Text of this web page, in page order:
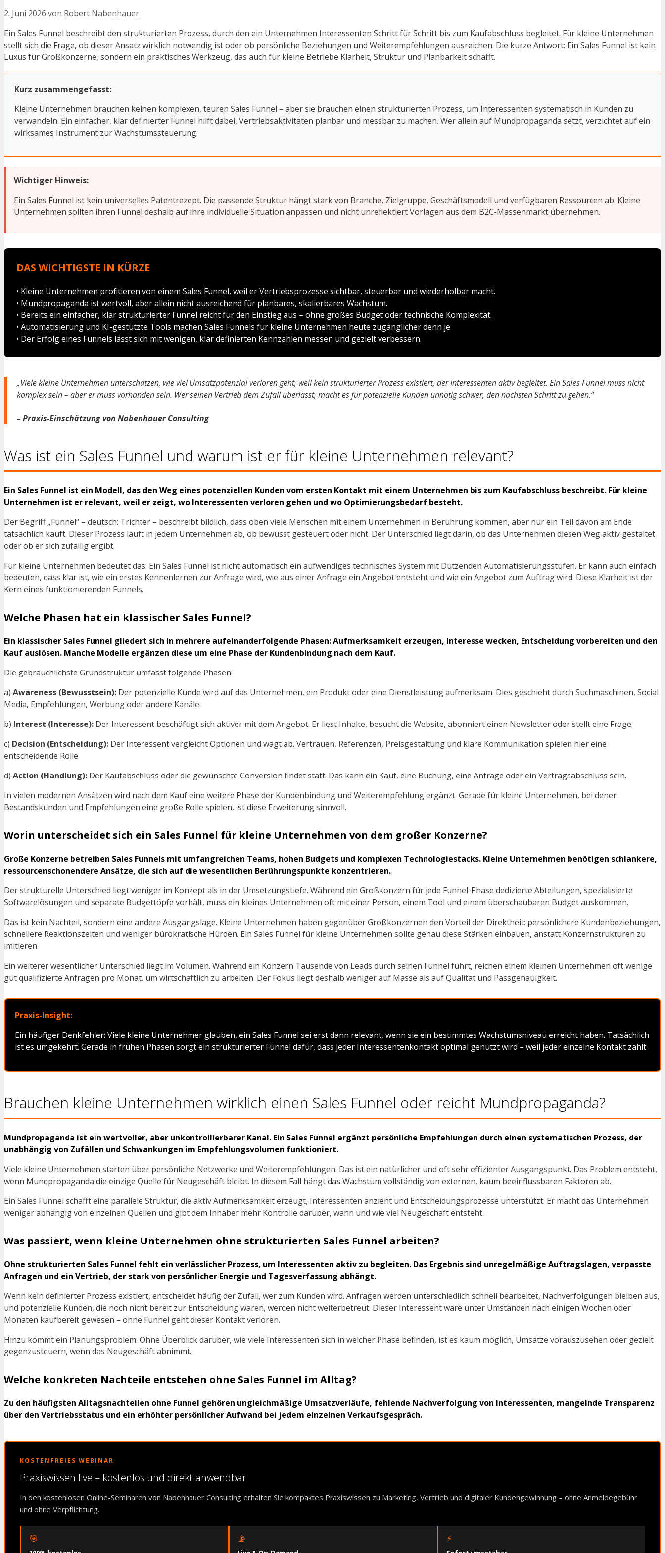
2. Juni 2026 von Robert Nabenhauer
Ein Sales Funnel beschreibt den strukturierten Prozess, durch den ein Unternehmen Interessenten Schritt für Schritt bis zum Kaufabschluss begleitet. Für kleine Unternehmen
stellt sich die Frage, ob dieser Ansatz wirklich notwendig ist oder ob persönliche Beziehungen und Weiterempfehlungen ausreichen. Die kurze Antwort: Ein Sales Funnel ist kein
Luxus für Großkonzerne, sondern ein praktisches Werkzeug, das auch für kleine Betriebe Klarheit, Struktur und Planbarkeit schafft.
Kurz zusammengefasst:
Kleine Unternehmen brauchen keinen komplexen, teuren Sales Funnel – aber sie brauchen einen strukturierten Prozess, um Interessenten systematisch in Kunden zu
verwandeln. Ein einfacher, klar definierter Funnel hilft dabei, Vertriebsaktivitäten planbar und messbar zu machen. Wer allein auf Mundpropaganda setzt, verzichtet auf ein
wirksames Instrument zur Wachstumssteuerung.
Wichtiger Hinweis:
Ein Sales Funnel ist kein universelles Patentrezept. Die passende Struktur hängt stark von Branche, Zielgruppe, Geschäftsmodell und verfügbaren Ressourcen ab. Kleine
Unternehmen sollten ihren Funnel deshalb auf ihre individuelle Situation anpassen und nicht unreflektiert Vorlagen aus dem B2C-Massenmarkt übernehmen.
DAS WICHTIGSTE IN KÜRZE
• Kleine Unternehmen profitieren von einem Sales Funnel, weil er Vertriebsprozesse sichtbar, steuerbar und wiederholbar macht.
• Mundpropaganda ist wertvoll, aber allein nicht ausreichend für planbares, skalierbares Wachstum.
• Bereits ein einfacher, klar strukturierter Funnel reicht für den Einstieg aus – ohne großes Budget oder technische Komplexität.
• Automatisierung und KI-gestützte Tools machen Sales Funnels für kleine Unternehmen heute zugänglicher denn je.
• Der Erfolg eines Funnels lässt sich mit wenigen, klar definierten Kennzahlen messen und gezielt verbessern.
„Viele kleine Unternehmen unterschätzen, wie viel Umsatzpotenzial verloren geht, weil kein strukturierter Prozess existiert, der Interessenten aktiv begleitet. Ein Sales Funnel muss nicht
komplex sein – aber er muss vorhanden sein. Wer seinen Vertrieb dem Zufall überlässt, macht es für potenzielle Kunden unnötig schwer, den nächsten Schritt zu gehen.“
– Praxis-Einschätzung von Nabenhauer Consulting
Was ist ein Sales Funnel und warum ist er für kleine Unternehmen relevant?
Ein Sales Funnel ist ein Modell, das den Weg eines potenziellen Kunden vom ersten Kontakt mit einem Unternehmen bis zum Kaufabschluss beschreibt. Für kleine
Unternehmen ist er relevant, weil er zeigt, wo Interessenten verloren gehen und wo Optimierungsbedarf besteht.
Der Begriff „Funnel“ – deutsch: Trichter – beschreibt bildlich, dass oben viele Menschen mit einem Unternehmen in Berührung kommen, aber nur ein Teil davon am Ende
tatsächlich kauft. Dieser Prozess läuft in jedem Unternehmen ab, ob bewusst gesteuert oder nicht. Der Unterschied liegt darin, ob das Unternehmen diesen Weg aktiv gestaltet
oder ob er sich zufällig ergibt.
Für kleine Unternehmen bedeutet das: Ein Sales Funnel ist nicht automatisch ein aufwendiges technisches System mit Dutzenden Automatisierungsstufen. Er kann auch einfach
bedeuten, dass klar ist, wie ein erstes Kennenlernen zur Anfrage wird, wie aus einer Anfrage ein Angebot entsteht und wie ein Angebot zum Auftrag wird. Diese Klarheit ist der
Kern eines funktionierenden Funnels.
Welche Phasen hat ein klassischer Sales Funnel?
Ein klassischer Sales Funnel gliedert sich in mehrere aufeinanderfolgende Phasen: Aufmerksamkeit erzeugen, Interesse wecken, Entscheidung vorbereiten und den
Kauf auslösen. Manche Modelle ergänzen diese um eine Phase der Kundenbindung nach dem Kauf.
Die gebräuchlichste Grundstruktur umfasst folgende Phasen:
a) Awareness (Bewusstsein): Der potenzielle Kunde wird auf das Unternehmen, ein Produkt oder eine Dienstleistung aufmerksam. Dies geschieht durch Suchmaschinen, Social
Media, Empfehlungen, Werbung oder andere Kanäle.
b) Interest (Interesse): Der Interessent beschäftigt sich aktiver mit dem Angebot. Er liest Inhalte, besucht die Website, abonniert einen Newsletter oder stellt eine Frage.
c) Decision (Entscheidung): Der Interessent vergleicht Optionen und wägt ab. Vertrauen, Referenzen, Preisgestaltung und klare Kommunikation spielen hier eine
entscheidende Rolle.
d) Action (Handlung): Der Kaufabschluss oder die gewünschte Conversion findet statt. Das kann ein Kauf, eine Buchung, eine Anfrage oder ein Vertragsabschluss sein.
In vielen modernen Ansätzen wird nach dem Kauf eine weitere Phase der Kundenbindung und Weiterempfehlung ergänzt. Gerade für kleine Unternehmen, bei denen
Bestandskunden und Empfehlungen eine große Rolle spielen, ist diese Erweiterung sinnvoll.
Worin unterscheidet sich ein Sales Funnel für kleine Unternehmen von dem großer Konzerne?
Große Konzerne betreiben Sales Funnels mit umfangreichen Teams, hohen Budgets und komplexen Technologiestacks. Kleine Unternehmen benötigen schlankere,
ressourcenschonendere Ansätze, die sich auf die wesentlichen Berührungspunkte konzentrieren.
Der strukturelle Unterschied liegt weniger im Konzept als in der Umsetzungstiefe. Während ein Großkonzern für jede Funnel-Phase dedizierte Abteilungen, spezialisierte
Softwarelösungen und separate Budgettöpfe vorhält, muss ein kleines Unternehmen oft mit einer Person, einem Tool und einem überschaubaren Budget auskommen.
Das ist kein Nachteil, sondern eine andere Ausgangslage. Kleine Unternehmen haben gegenüber Großkonzernen den Vorteil der Direktheit: persönlichere Kundenbeziehungen,
schnellere Reaktionszeiten und weniger bürokratische Hürden. Ein Sales Funnel für kleine Unternehmen sollte genau diese Stärken einbauen, anstatt Konzernstrukturen zu
imitieren.
Ein weiterer wesentlicher Unterschied liegt im Volumen. Während ein Konzern Tausende von Leads durch seinen Funnel führt, reichen einem kleinen Unternehmen oft wenige
gut qualifizierte Anfragen pro Monat, um wirtschaftlich zu arbeiten. Der Fokus liegt deshalb weniger auf Masse als auf Qualität und Passgenauigkeit.
Praxis-Insight:
Ein häufiger Denkfehler: Viele kleine Unternehmer glauben, ein Sales Funnel sei erst dann relevant, wenn sie ein bestimmtes Wachstumsniveau erreicht haben. Tatsächlich
ist es umgekehrt. Gerade in frühen Phasen sorgt ein strukturierter Funnel dafür, dass jeder Interessentenkontakt optimal genutzt wird – weil jeder einzelne Kontakt zählt.
Brauchen kleine Unternehmen wirklich einen Sales Funnel oder reicht Mundpropaganda?
Mundpropaganda ist ein wertvoller, aber unkontrollierbarer Kanal. Ein Sales Funnel ergänzt persönliche Empfehlungen durch einen systematischen Prozess, der
unabhängig von Zufällen und Schwankungen im Empfehlungsvolumen funktioniert.
Viele kleine Unternehmen starten über persönliche Netzwerke und Weiterempfehlungen. Das ist ein natürlicher und oft sehr effizienter Ausgangspunkt. Das Problem entsteht,
wenn Mundpropaganda die einzige Quelle für Neugeschäft bleibt. In diesem Fall hängt das Wachstum vollständig von externen, kaum beeinflussbaren Faktoren ab.
Ein Sales Funnel schafft eine parallele Struktur, die aktiv Aufmerksamkeit erzeugt, Interessenten anzieht und Entscheidungsprozesse unterstützt. Er macht das Unternehmen
weniger abhängig von einzelnen Quellen und gibt dem Inhaber mehr Kontrolle darüber, wann und wie viel Neugeschäft entsteht.
Was passiert, wenn kleine Unternehmen ohne strukturierten Sales Funnel arbeiten?
Ohne strukturierten Sales Funnel fehlt ein verlässlicher Prozess, um Interessenten aktiv zu begleiten. Das Ergebnis sind unregelmäßige Auftragslagen, verpasste
Anfragen und ein Vertrieb, der stark von persönlicher Energie und Tagesverfassung abhängt.
Wenn kein definierter Prozess existiert, entscheidet häufig der Zufall, wer zum Kunden wird. Anfragen werden unterschiedlich schnell bearbeitet, Nachverfolgungen bleiben aus,
und potenzielle Kunden, die noch nicht bereit zur Entscheidung waren, werden nicht weiterbetreut. Dieser Interessent wäre unter Umständen nach einigen Wochen oder
Monaten kaufbereit gewesen – ohne Funnel geht dieser Kontakt verloren.
Hinzu kommt ein Planungsproblem: Ohne Überblick darüber, wie viele Interessenten sich in welcher Phase befinden, ist es kaum möglich, Umsätze vorauszusehen oder gezielt
gegenzusteuern, wenn das Neugeschäft abnimmt.
Welche konkreten Nachteile entstehen ohne Sales Funnel im Alltag?
Zu den häufigsten Alltagsnachteilen ohne Funnel gehören ungleichmäßige Umsatzverläufe, fehlende Nachverfolgung von Interessenten, mangelnde Transparenz
über den Vertriebsstatus und ein erhöhter persönlicher Aufwand bei jedem einzelnen Verkaufsgespräch.
KOSTENFREIES WEBINAR
Praxiswissen live – kostenlos und direkt anwendbar
In den kostenlosen Online-Seminaren von Nabenhauer Consulting erhalten Sie kompaktes Praxiswissen zu Marketing, Vertrieb und digitaler Kundengewinnung – ohne Anmeldegebühr
und ohne Verpflichtung.
🎯 📡 ⚡